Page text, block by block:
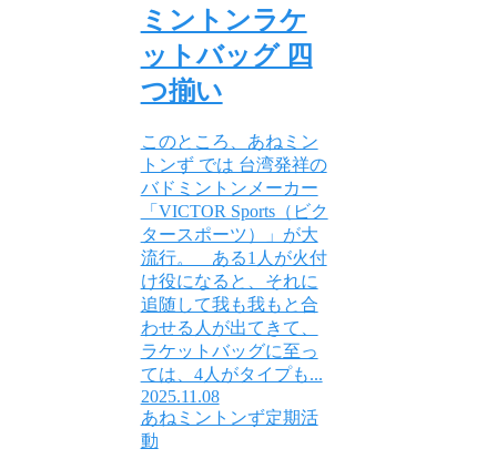
ミントンラケ
ットバッグ 四
つ揃い
このところ、あねミン
トンず では 台湾発祥の
バドミントンメーカー
「VICTOR Sports（ビク
タースポーツ）」が大
流行。 ある1人が火付
け役になると、それに
追随して我も我もと合
わせる人が出てきて、
ラケットバッグに至っ
ては、4人がタイプも...
2025.11.08
あねミントンず定期活
動